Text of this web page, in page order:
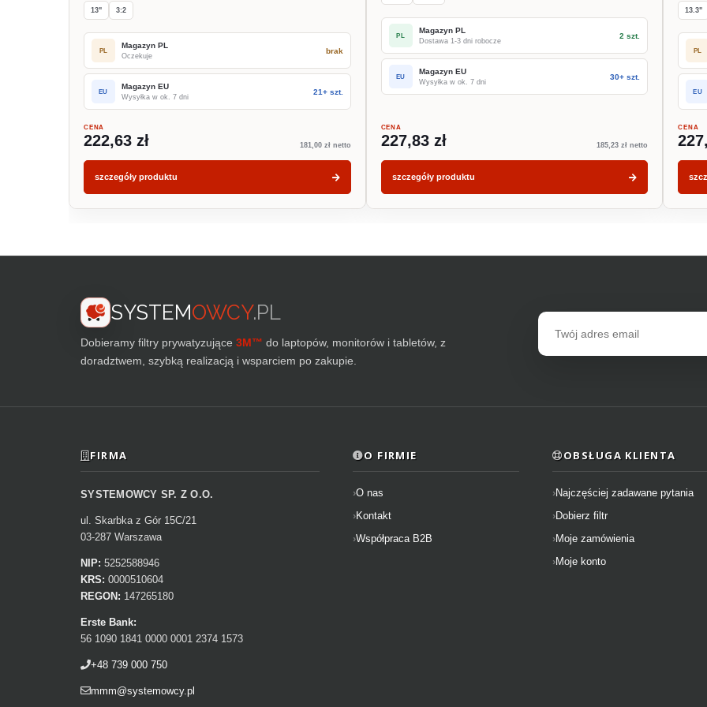
13" 3:2
PL
Magazyn PL
Oczekuje
brak
EU
Magazyn EU
Wysyłka w ok. 7 dni
21+ szt.
CENA
222,63 zł 181,00 zł netto
szczegóły produktu
PL
Magazyn PL
Dostawa 1-3 dni robocze
2 szt.
EU
Magazyn EU
Wysyłka w ok. 7 dni
30+ szt.
CENA
227,83 zł 185,23 zł netto
szczegóły produktu
13.3"
PL
EU
CENA
SYSTEMOWCY.PL
Dobieramy filtry prywatyzujące 3M™ do laptopów, monitorów i tabletów, z
doradztwem, szybką realizacją i wsparciem po zakupie.
Adres
email
FIRMA
SYSTEMOWCY SP. Z O.O.
ul. Skarbka z Gór 15C/21
03-287 Warszawa
NIP: 5252588946
KRS: 0000510604
REGON: 147265180
Erste Bank:
56 1090 1841 0000 0001 2374 1573
+48 739 000 750
mmm@systemowcy.pl
O FIRMIE
O nas
Kontakt
Współpraca B2B
OBSŁUGA KLIENTA
Najczęściej zadawane pytania
Dobierz filtr
Moje zamówienia
Moje konto